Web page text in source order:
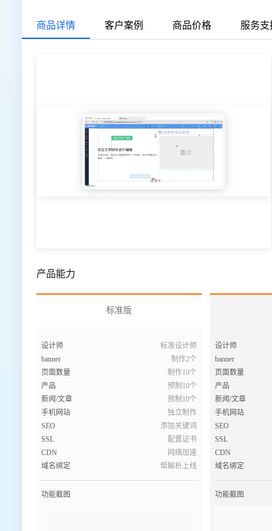
商品详情 客户案例 商品价格 服务支
产品能力
标准版
设计师
标准设计师
banner
制作2个
页面数量
制作10个
产品
预制10个
新闻/文章
预制10个
手机网站
独立制作
SEO
添加关键词
SSL
配置证书
CDN
网络加速
域名绑定
帮解析上线
功能截图
设计师
banner
页面数量
产品
新闻/文章
手机网站
SEO
SSL
CDN
域名绑定
功能截图